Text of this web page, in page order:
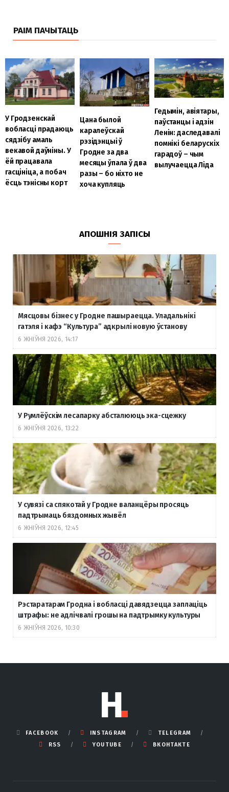
РАІМ ПАЧЫТАЦЬ
У Гродзенскай
вобласці прадаюць
сядзібу амаль
векавой даўніны. У
ёй працавала
гасцініца, а побач
ёсць тэнісны корт
Цана былой
каралеўскай
рэзідэнцыі ў
Гродне за два
месяцы ўпала ў два
разы – бо ніхто не
хоча купляць
Гедымін, авіятары,
паўстанцы і адзін
Ленін: даследавалі
помнікі беларускіх
гарадоў – чым
вылучаецца Ліда
АПОШНІЯ ЗАПІСЫ
Мясцовы бізнес у Гродне пашыраецца. Уладальнікі
гатэля і кафэ “Культура” адкрылі новую ўстанову
6 ЖНІЎНЯ 2026, 14:17
У Румлёўскім лесапарку абсталююць эка-сцежку
6 ЖНІЎНЯ 2026, 13:22
У сувязі са спякотай у Гродне валанцёры просяць
падтрымаць бяздомных жывёл
6 ЖНІЎНЯ 2026, 12:45
Рэстаратарам Гродна і вобласці давядзецца заплаціць
штрафы: не адлічвалі грошы на падтрымку культуры
6 ЖНІЎНЯ 2026, 10:30
FACEBOOK INSTAGRAM
TELEGRAM
RSS
YOUTUBE ВКОНТАКТЕ